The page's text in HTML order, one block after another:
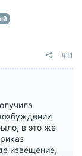
#11
в это же
извещение,